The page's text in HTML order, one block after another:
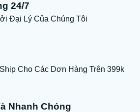
24/7
Đại Lý Của Chúng Tôi
Cho Các Dơn Hàng Trên 399k
Nhanh Chóng